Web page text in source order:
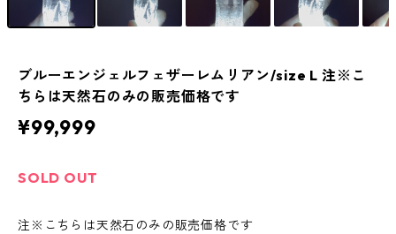
ブルーエンジェルフェザーレムリアン/size L 注※こ
ちらは天然石のみの販売価格です
¥99,999
SOLD OUT
注※こちらは天然石のみの販売価格です